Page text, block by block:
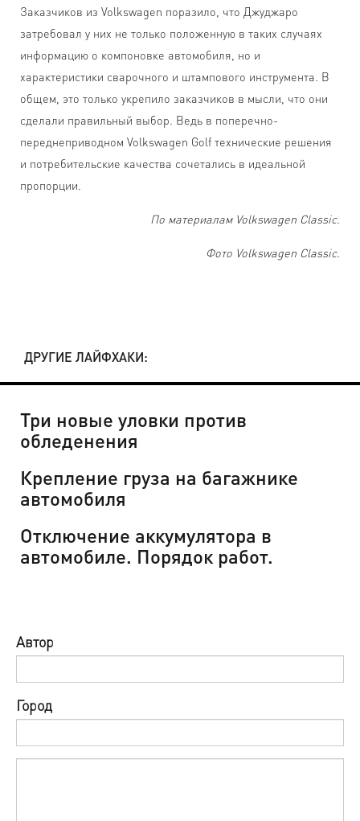
Заказчиков из Volkswagen поразило, что Джуджаро
затребовал у них не только положенную в таких случаях
информацию о компоновке автомобиля, но и
характеристики сварочного и штампового инструмента. В
общем, это только укрепило заказчиков в мысли, что они
сделали правильный выбор. Ведь в поперечно-
переднеприводном Volkswagen Golf технические решения
и потребительские качества сочетались в идеальной
пропорции.
По материалам Volkswagen Classic.
Фото Volkswagen Classic.
ДРУГИЕ ЛАЙФХАКИ:
Три новые уловки против
обледенения
Крепление груза на багажнике
автомобиля
Отключение аккумулятора в
автомобиле. Порядок работ.
Автор
Город